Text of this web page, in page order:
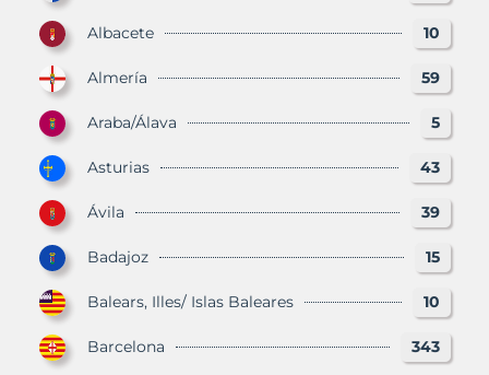
Albacete 10
Almería 59
Araba/Álava 5
Asturias 43
Ávila 39
Badajoz 15
Balears, Illes/ Islas Baleares 10
Barcelona 343